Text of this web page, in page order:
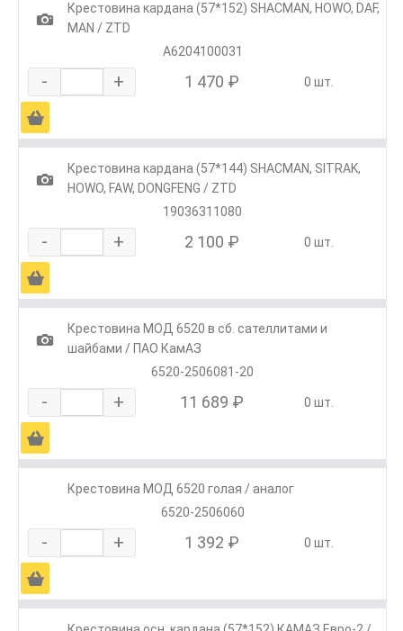
1
Крестовина кардана (57*152) SHACMAN, HOWO, DAF,
MAN / ZTD
А6204100031
- + 1 470 ₽ 0 шт.
Ä
1
Крестовина кардана (57*144) SHACMAN, SITRAK,
HOWO, FAW, DONGFENG / ZTD
19036311080
- + 2 100 ₽ 0 шт.
Ä
1
Крестовина МОД 6520 в сб. сателлитами и
шайбами / ПАО КамАЗ
6520-2506081-20
- + 11 689 ₽ 0 шт.
Ä
Крестовина МОД 6520 голая / аналог
6520-2506060
- + 1 392 ₽ 0 шт.
Ä